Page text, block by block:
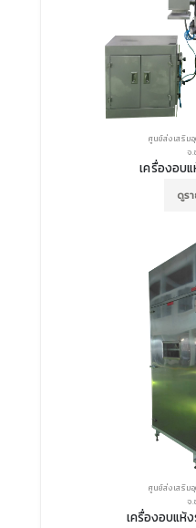
ศูนย์ส่งเสริม
จ.
เครื่องอบ
ดูร
ศูนย์ส่งเสริม
จ.
เครื่องอบแห้